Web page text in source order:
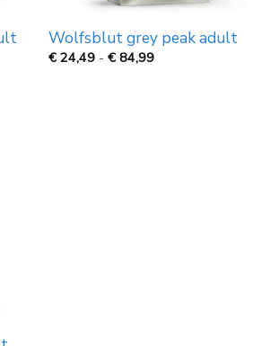
Wolfsblut grey peak adult
€24,49 - €84,99Prijsklasse: